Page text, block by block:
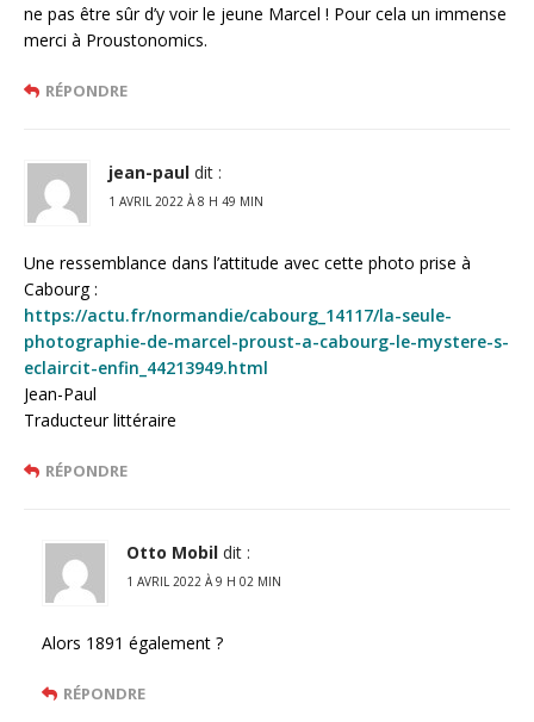
ne pas être sûr d’y voir le jeune Marcel ! Pour cela un immense
merci à Proustonomics.
RÉPONDRE
jean-paul dit :
1 AVRIL 2022 À 8 H 49 MIN
Une ressemblance dans l’attitude avec cette photo prise à
Cabourg :
https://actu.fr/normandie/cabourg_14117/la-seule-
photographie-de-marcel-proust-a-cabourg-le-mystere-s-
eclaircit-enfin_44213949.html
Jean-Paul
Traducteur littéraire
RÉPONDRE
Otto Mobil dit :
1 AVRIL 2022 À 9 H 02 MIN
Alors 1891 également ?
RÉPONDRE